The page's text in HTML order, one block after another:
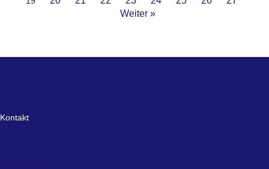
Weiter »
Kontakt